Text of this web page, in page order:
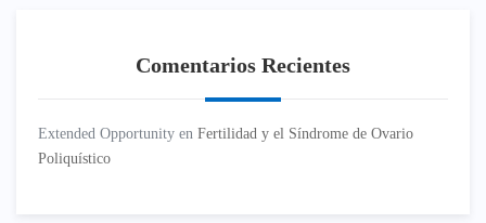
Comentarios Recientes
Extended Opportunity en Fertilidad y el Síndrome de Ovario
Poliquístico